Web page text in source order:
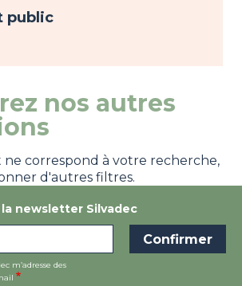
public
nos autres
correspond à votre recherche,
d'autres filtres.
newsletter Silvadec
m’adresse des